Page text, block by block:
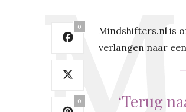
0
0
Mindshifters.nl is
verlangen naar
‘Terug